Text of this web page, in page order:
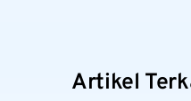
Artikel